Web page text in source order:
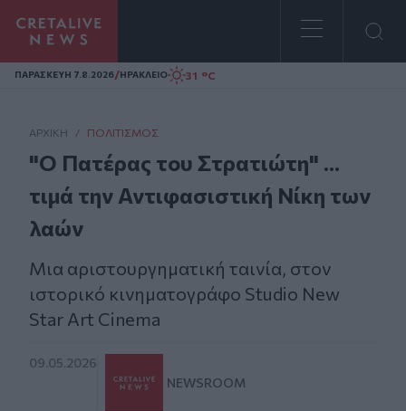
Homepage
ΠΑΡΑΣΚΕΥΗ 7.8.2026/ΗΡΑΚΛΕΙΟ 31 °C
ΑΡΧΙΚΗ / ΠΟΛΙΤΙΣΜΌΣ
"Ο Πατέρας του Στρατιώτη" ...
τιμά την Αντιφασιστική Νίκη των
λαών
Μια αριστουργηματική ταινία, στον
ιστορικό κινηματογράφο Studio New
Star Art Cinema
09.05.2026
NEWSROOM